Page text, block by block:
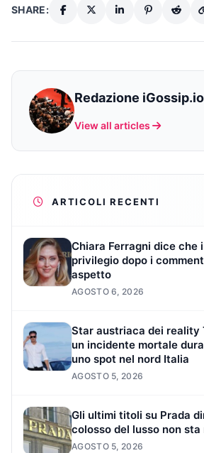
SHARE:
Redazione iGossip.io
View all articles
ARTICOLI RECENTI
Chiara Ferragni dice che
privilegio dopo i
aspetto
AGOSTO 6, 2026
Star austriaca dei reality
un incidente mortale
uno spot nel nord Italia
AGOSTO 5, 2026
Gli ultimi titoli su Prada
colosso del lusso non
AGOSTO 5, 2026